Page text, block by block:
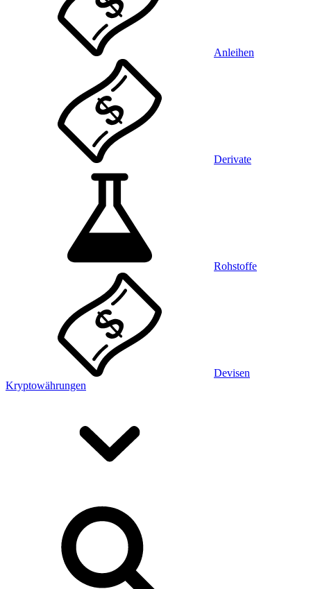
Anleihen
Derivate
Rohstoffe
Devisen
Kryptowährungen